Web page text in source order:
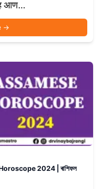
आण...
→
Horoscope 2024 | ৰাশিফল